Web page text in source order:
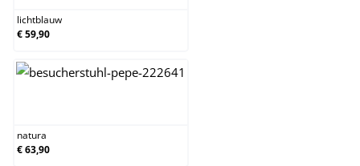
lichtblauw
€ 59,90
natura
€ 63,90